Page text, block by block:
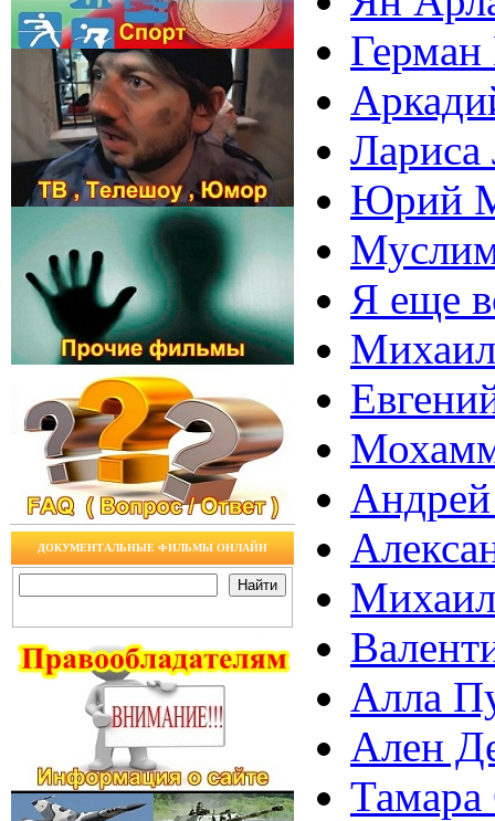
ДОКУМЕНТАЛЬНЫЕ ФИЛЬМЫ ОНЛАЙН
Герман
Лариса
Юрий
Муслим
Я еще
Алла
Ален
Тамара